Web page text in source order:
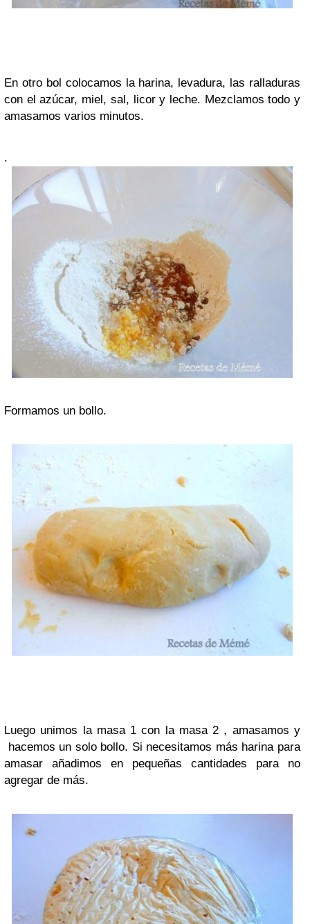
En otro bol colocamos la harina, levadura, las ralladuras
con el azúcar, miel, sal, licor y leche. Mezclamos todo y
amasamos varios minutos.
.
Formamos un bollo.
Luego unimos la masa 1 con la masa 2 , amasamos y
hacemos un solo bollo. Si necesitamos más harina para
amasar añadimos en pequeñas cantidades para no
agregar de más.